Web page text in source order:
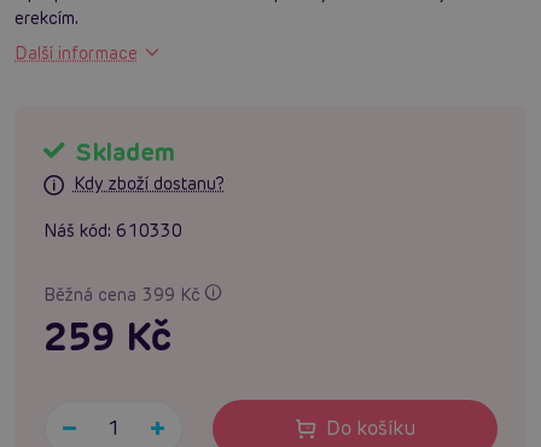
erekcím.
Další informace
Skladem
Kdy zboží dostanu?
Náš kód: 610330
Běžná cena 399 Kč
259 Kč
Do košíku